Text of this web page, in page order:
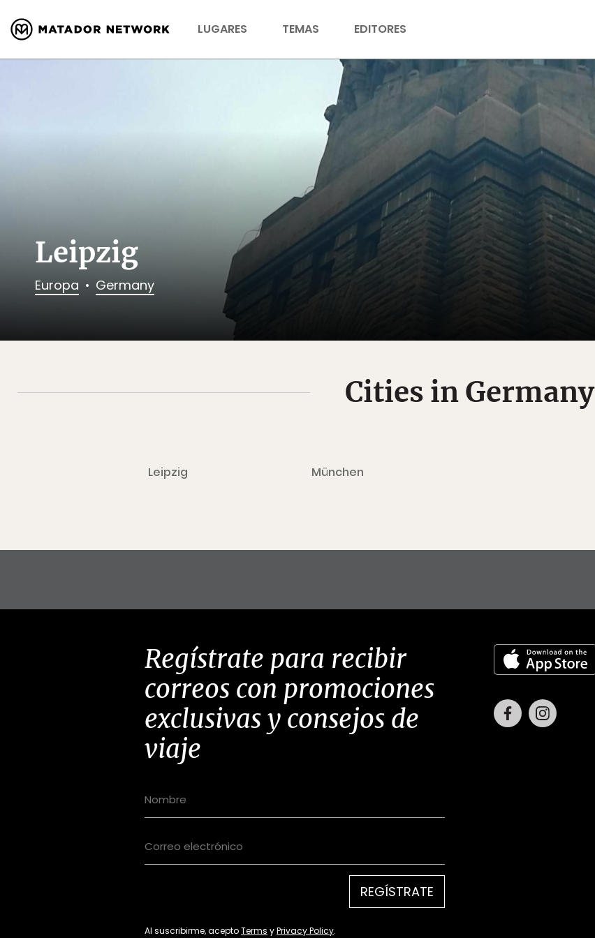
LUGARES TEMAS EDITORES
Leipzig
Europa Germany
Cities in Germany
Leipzig München
Regístrate para recibir
correos con promociones
exclusivas y consejos de
viaje
REGÍSTRATE
Al suscribirme, aceptoTerms yPrivacy Policy.
Facebook